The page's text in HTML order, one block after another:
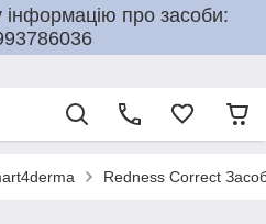
про засоби:
Redness Correct